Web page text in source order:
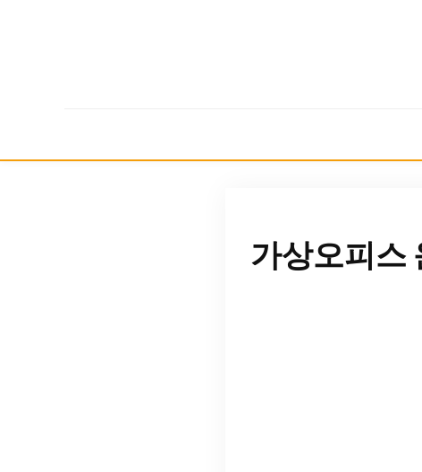
가상오피스